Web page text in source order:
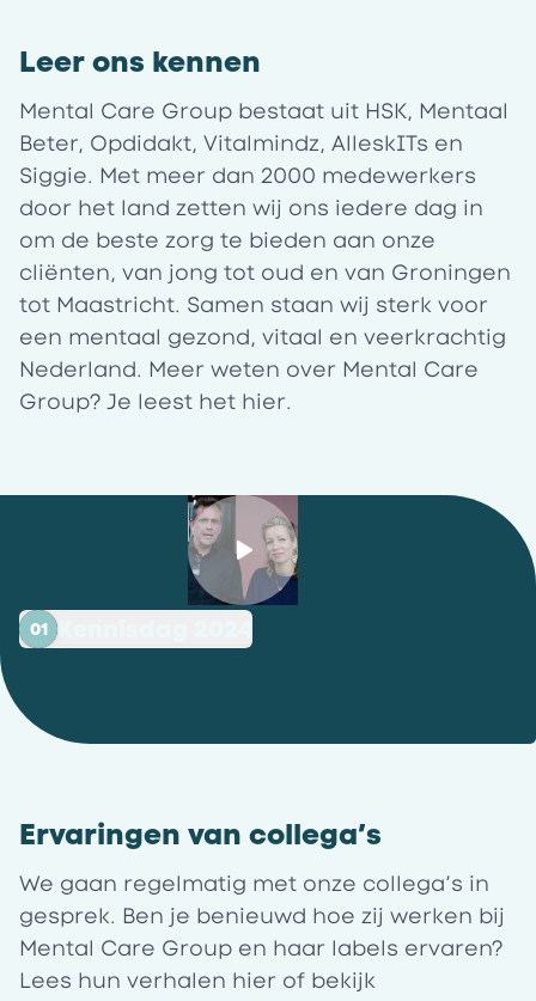
Leer ons kennen
Mental Care Group bestaat uit HSK, Mentaal
Beter, Opdidakt, Vitalmindz, AlleskITs en
Siggie. Met meer dan 2000 medewerkers
door het land zetten wij ons iedere dag in
om de beste zorg te bieden aan onze
cliënten, van jong tot oud en van Groningen
tot Maastricht. Samen staan wij sterk voor
een mentaal gezond, vitaal en veerkrachtig
Nederland. Meer weten over Mental Care
Group? Je leest het hier.
01
Ervaringen van collega’s
We gaan regelmatig met onze collega’s in
gesprek. Ben je benieuwd hoe zij werken bij
Mental Care Group en haar labels ervaren?
Lees hun verhalen hier of bekijk